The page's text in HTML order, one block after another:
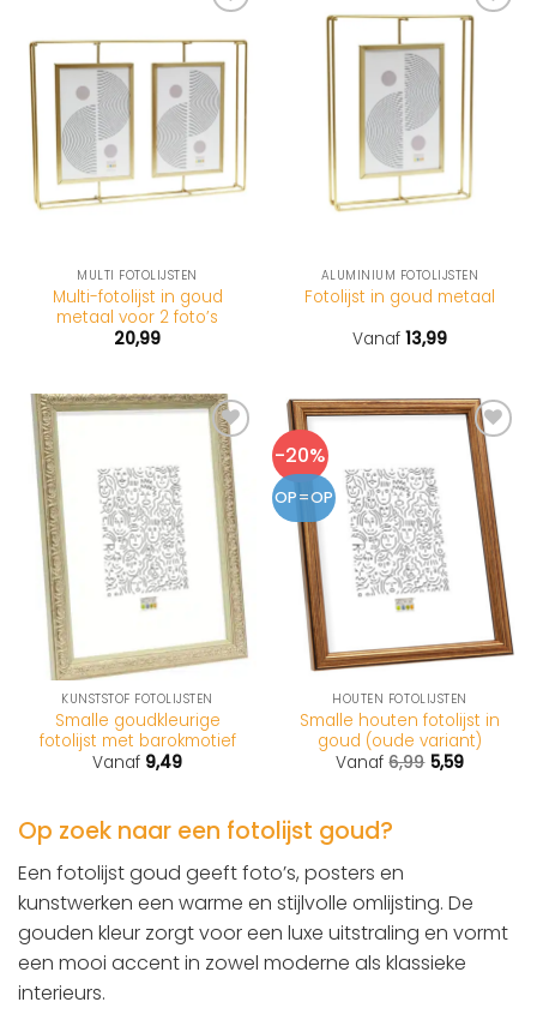
MULTI FOTOLIJSTEN
Multi-fotolijst in goud
metaal voor 2 foto’s
20,99
ALUMINIUM FOTOLIJSTEN
Fotolijst in goud metaal
Vanaf 13,99
KUNSTSTOF FOTOLIJSTEN
Smalle goudkleurige
fotolijst met barokmotief
Vanaf 9,49
-20%
OP=OP
HOUTEN FOTOLIJSTEN
Smalle houten fotolijst in
goud (oude variant)
Vanaf6,99 5,59
Op zoek naar een fotolijst goud?
Een fotolijst goud geeft foto’s, posters en
kunstwerken een warme en stijlvolle omlijsting. De
gouden kleur zorgt voor een luxe uitstraling en vormt
een mooi accent in zowel moderne als klassieke
interieurs.